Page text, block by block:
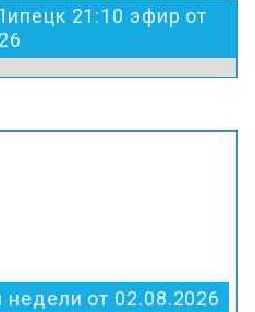
21:10 эфир от
от 02.08.2026